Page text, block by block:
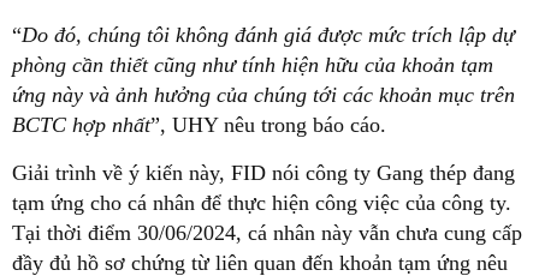
“Do đó, chúng tôi không đánh giá được mức trích lập dự
phòng cần thiết cũng như tính hiện hữu của khoản tạm
ứng này và ảnh hưởng của chúng tới các khoản mục trên
BCTC hợp nhất”, UHY nêu trong báo cáo.
Giải trình về ý kiến này, FID nói công ty Gang thép đang
tạm ứng cho cá nhân để thực hiện công việc của công ty.
Tại thời điểm 30/06/2024, cá nhân này vẫn chưa cung cấp
đầy đủ hồ sơ chứng từ liên quan đến khoản tạm ứng nêu